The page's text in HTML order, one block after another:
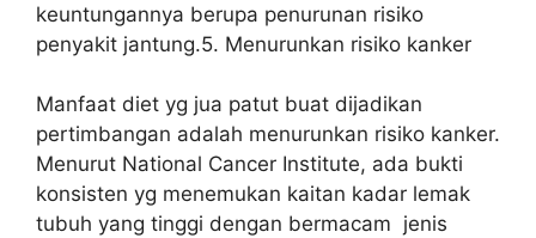
keuntungannya berupa penurunan risiko
penyakit jantung.5. Menurunkan risiko kanker
Manfaat diet yg jua patut buat dijadikan
pertimbangan adalah menurunkan risiko kanker.
Menurut National Cancer Institute, ada bukti
konsisten yg menemukan kaitan kadar lemak
tubuh yang tinggi dengan bermacam jenis